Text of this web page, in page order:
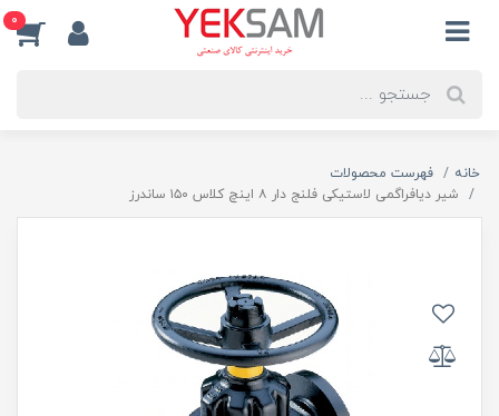
0
خانه
فهرست محصولات
شیر دیافراگمی لاستیکی فلنج دار ۸ اینچ کلاس ۱۵۰ ساندرز